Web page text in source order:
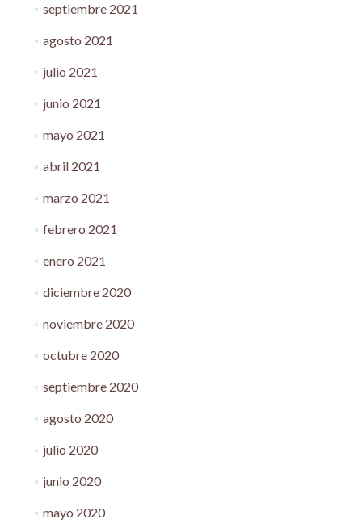
septiembre 2021
agosto 2021
julio 2021
junio 2021
mayo 2021
abril 2021
marzo 2021
febrero 2021
enero 2021
diciembre 2020
noviembre 2020
octubre 2020
septiembre 2020
agosto 2020
julio 2020
junio 2020
mayo 2020